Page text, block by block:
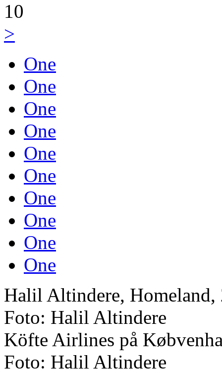
10
>
One
One
One
One
One
One
One
One
One
One
Halil Altindere,
Foto: Halil Altindere
Köfte Airlines på
Foto: Halil Altindere